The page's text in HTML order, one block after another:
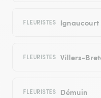
FLEURISTES Ignaucourt
FLEURISTES Villers-
FLEURISTES Démuin